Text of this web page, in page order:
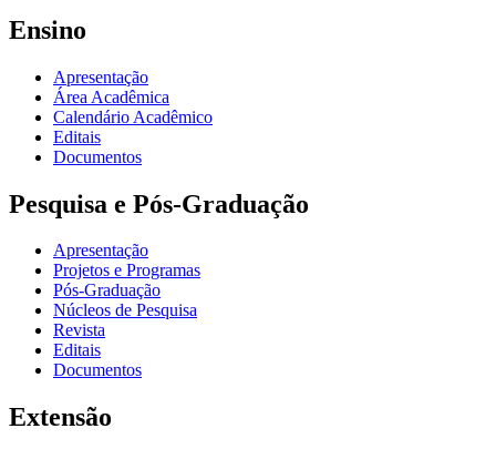
Ensino
Apresentação
Área Acadêmica
Calendário Acadêmico
Editais
Documentos
Pesquisa e Pós-Graduação
Apresentação
Projetos e Programas
Pós-Graduação
Núcleos de Pesquisa
Revista
Editais
Documentos
Extensão